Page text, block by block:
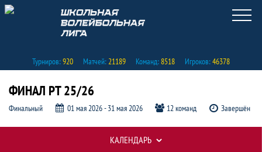
Турниров:920 Матчей:21189 Команд:8518 Игроков:46378
ФИНАЛ РТ 25/26
Финальный 01 мая 2026 - 31 мая 2026 12 команд Завершён
КАЛЕНДАРЬ